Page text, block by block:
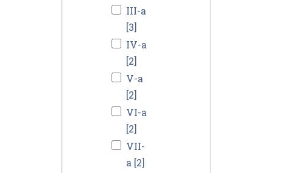
III-a
[3]
IV-a
[2]
V-a
[2]
VI-a
[2]
VII-
a [2]